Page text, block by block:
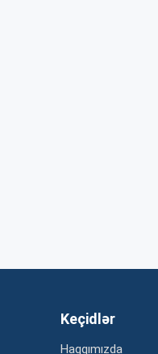
Keçidlər
Haqqımızda